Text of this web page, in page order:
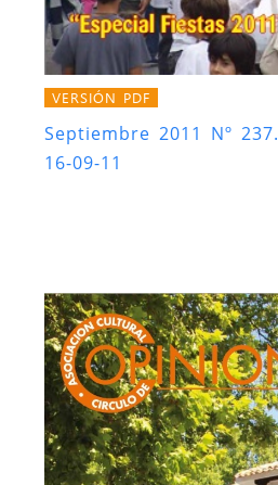
VERSIÓN PDF
Septiembre 2011 Nº 237.
16-09-11